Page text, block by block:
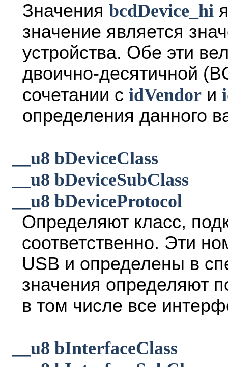
Значения bcdDevice_hi
значение является
устройства. Обе эти
двоично-десятичной
сочетании с idVendor и
определения данного
__u8 bDeviceClass
__u8 bDeviceSubClass
__u8 bDeviceProtocol
Определяют класс,
соответственно. Эти
USB и определены в
значения определяют
в том числе все
__u8 bInterfaceClass